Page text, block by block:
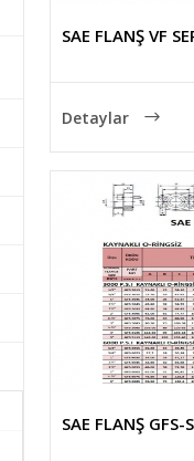
SAE FLANŞ VF
Detaylar
SAE FLANŞ GFS-